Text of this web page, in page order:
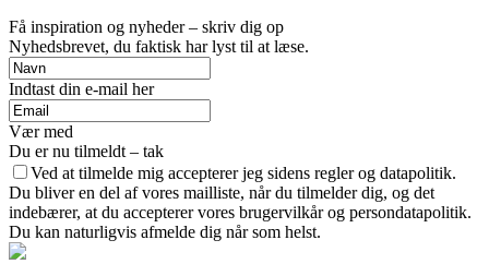
Få inspiration og nyheder – skriv dig op
Nyhedsbrevet, du faktisk har lyst til at læse.
Indtast din e-mail her
Vær med
Du er nu tilmeldt – tak
Ved at tilmelde mig accepterer jeg sidens regler og datapolitik.
Du bliver en del af vores mailliste, når du tilmelder dig, og det
indebærer, at du accepterer vores brugervilkår og persondatapolitik.
Du kan naturligvis afmelde dig når som helst.